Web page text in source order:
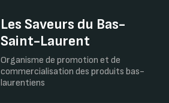
Les Saveurs du Bas-
Saint-Laurent
Organisme de promotion et de
commercialisation des produits bas-
laurentiens